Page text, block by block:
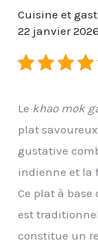
Cuisine et
22 janvier 2026
Le khao mok
plat
gustative
indienne et la
Ce plat à base
est
constitue un